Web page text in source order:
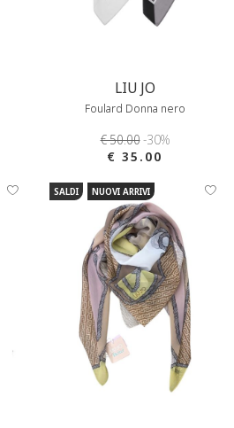
LIU JO
Foulard Donna nero
€ 50.00-30%
€ 35.00
SALDI NUOVI ARRIVI